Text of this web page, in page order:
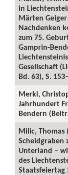
in
Märten
Nachdenken
zum 75.
Gamprin-
Gesellschaft
Bd. 63), S.
Merki,
Jahrhundert
Bendern
Milic, Thomas
Scheidgraben
Unterland –
des
Staatsfeiertag